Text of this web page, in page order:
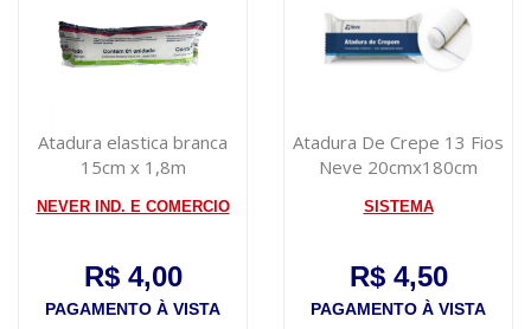
Atadura elastica branca
15cm x 1,8m
NEVER IND. E COMERCIO
R$ 4,00
PAGAMENTO À VISTA
Atadura De Crepe 13 Fios
Neve 20cmx180cm
SISTEMA
R$ 4,50
PAGAMENTO À VISTA